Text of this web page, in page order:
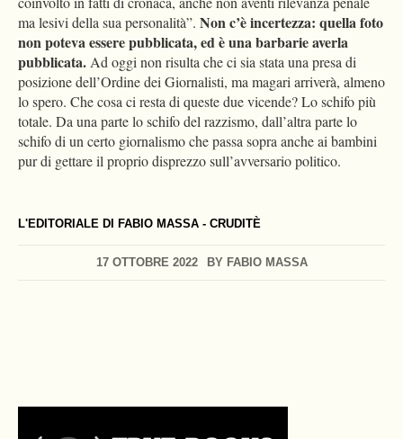
L'EDITORIALE DI FABIO MASSA - CRUDITÈ
17 OTTOBRE 2022 BY FABIO MASSA
ma lesivi della sua personalità”. Non c’è incertezza: quella foto
non poteva essere pubblicata, ed è una barbarie averla
pubblicata.Ad oggi non risulta che ci sia stata una presa di
posizione dell’Ordine dei Giornalisti, ma magari arriverà, almeno
lo spero. Che cosa ci resta di queste due vicende? Lo schifo più
totale. Da una parte lo schifo del razzismo, dall’altra parte lo
schifo di un certo giornalismo che passa sopra anche ai bambini
pur di gettare il proprio disprezzo sull’avversario politico.